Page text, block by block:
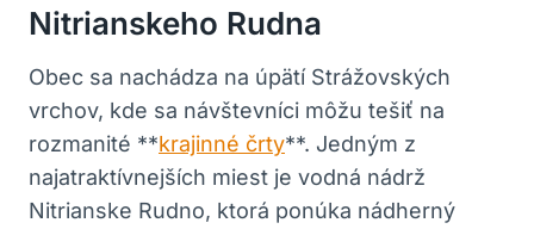
Nitrianskeho Rudna
Obec sa nachádza na úpätí Strážovských
vrchov, ⁢kde sa návštevníci môžu tešiť na
rozmanité ‍**krajinné črty**. Jedným z⁣
najatraktívnejších ‌miest ​je ⁢vodná nádrž‌
Nitrianske⁣ Rudno, ktorá ponúka nádherný